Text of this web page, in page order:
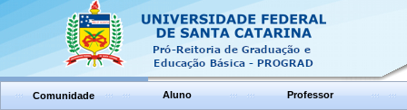
Comunidade Aluno Professor